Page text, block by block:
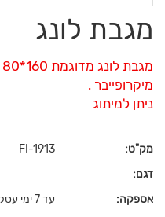
מגבת לונג
מיקרופייבר .
ניתן למיתוג
מק"ט:
FI-1913
דגם:
אספקה:
עד 7 ימי עסקים